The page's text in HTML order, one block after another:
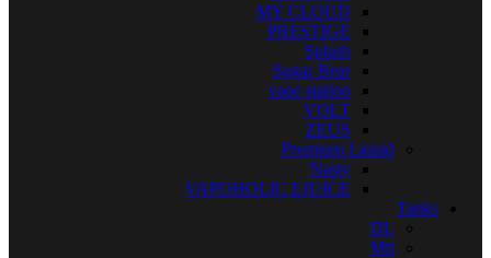
MY CLOUD
PRESTIGE
Splash
Sugar Bear
vape station
VOLT
ZEUS
Premium Liquid
Nasty
VAPOHOLIC EJUICE
Tanks
DL
Mtl